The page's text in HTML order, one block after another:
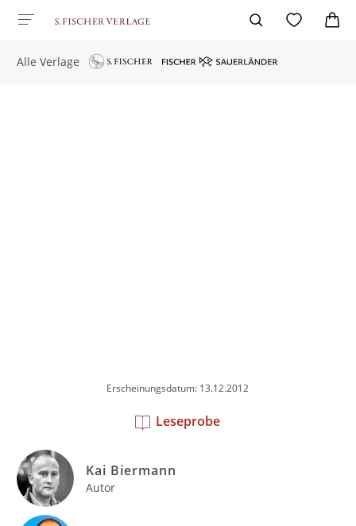
Alle Verlage
Erscheinungsdatum: 13.12.2012
Leseprobe
Kai Biermann
Autor